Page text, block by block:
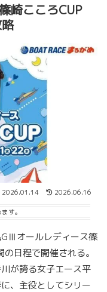
崎こころCUP
2026.01.14 2026.06.16
す。
オールレディース篠
日程で開催される。
が誇る女子エース平
、主役としてシリー